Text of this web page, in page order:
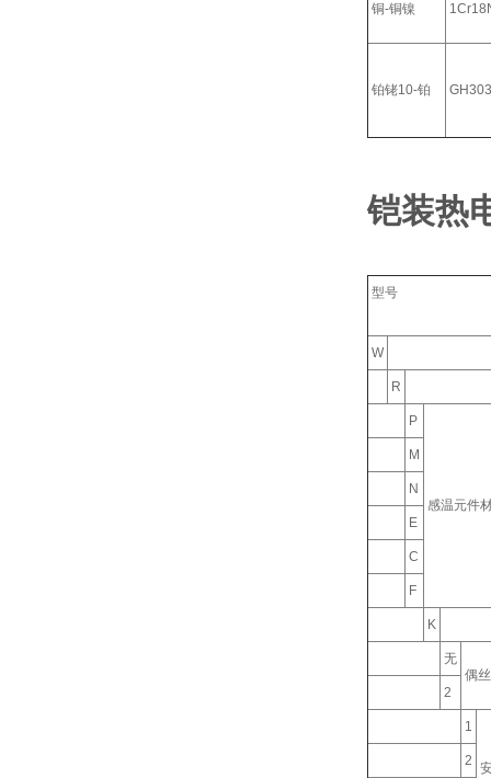
铜-铜镍
铂铑10-铂
铠装热
型号
W
R
P
感温元件
M
N
E
C
F
K
无
偶
2
1
2